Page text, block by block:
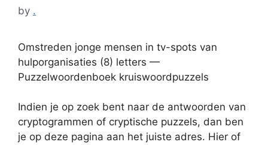
by .
Omstreden jonge mensen in tv-spots van
hulporganisaties (8) letters —
Puzzelwoordenboek kruiswoordpuzzels
Indien je op zoek bent naar de antwoorden van
cryptogrammen of cryptische puzzels, dan ben
je op deze pagina aan het juiste adres. Hier of